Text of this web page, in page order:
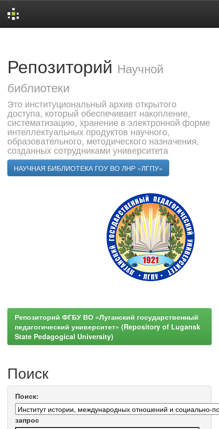
Репозиторий Научной
библиотеки
Это институциональный архив открытого
доступа, который обеспечивает накопление,
систематизацию, хранение в электронной форме
интеллектуальных продуктов научного,
образовательного, методического назначения,
созданных сотрудниками университета
НАУЧНАЯ БИБЛИОТЕКА ГОУ ВО ЛНР «ЛГПУ»
Репозиторий ФГБУ ВО «Луганский государственный
педагогический университет» (Repository of Lugansk
State Pedagogical University)
Поиск
Поиск:
запрос